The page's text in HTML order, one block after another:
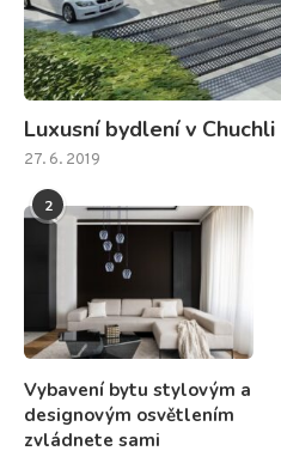
Luxusní bydlení v Chuchli
27. 6. 2019
2
Vybavení bytu stylovým a
designovým osvětlením
zvládnete sami